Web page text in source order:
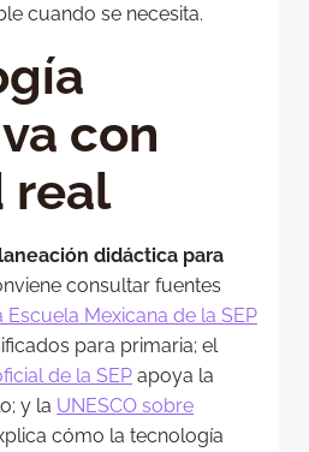
cuando se necesita.
con
real
didáctica para
consultar fuentes
Escuela Mexicana de la SEP
para primaria; el
de la SEP apoya la
y la UNESCO sobre
cómo la tecnología